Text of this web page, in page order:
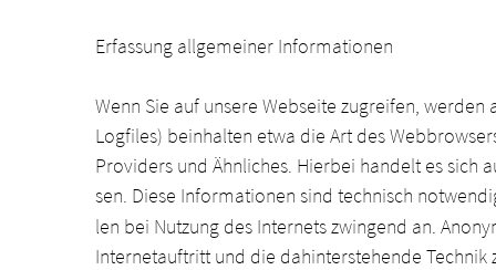
Erfassung allgemeiner Informationen
Wenn Sie auf unsere Webseite zugreifen,
Logfiles) beinhalten etwa die Art des
Providers und Ähnliches. Hierbei handelt es sich
sen. Diese Informationen sind technisch
len bei Nutzung des Internets zwingend an.
Internetauftritt und die dahinterstehende Technik